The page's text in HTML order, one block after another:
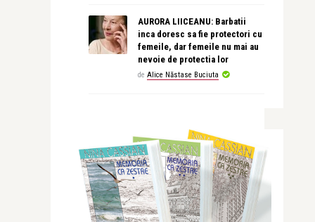
AURORA LIICEANU: Barbatii
inca doresc sa fie protectori cu
femeile, dar femeile nu mai au
nevoie de protectia lor
de Alice Năstase Buciuta